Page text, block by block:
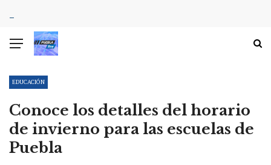
EDUCACIÓN
Conoce los detalles del horario
de invierno para las escuelas de
Puebla